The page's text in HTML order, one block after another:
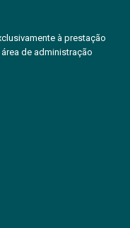
à prestação
de administração